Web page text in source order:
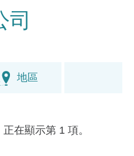
司
地區
在顯示第 1 項。